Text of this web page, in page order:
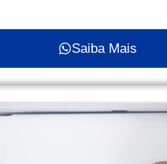
Saiba Mais